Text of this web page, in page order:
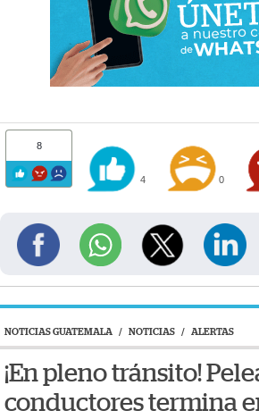
8
4 0
NOTICIAS GUATEMALA / NOTICIAS / ALERTAS
¡En pleno tránsito!
conductores termina